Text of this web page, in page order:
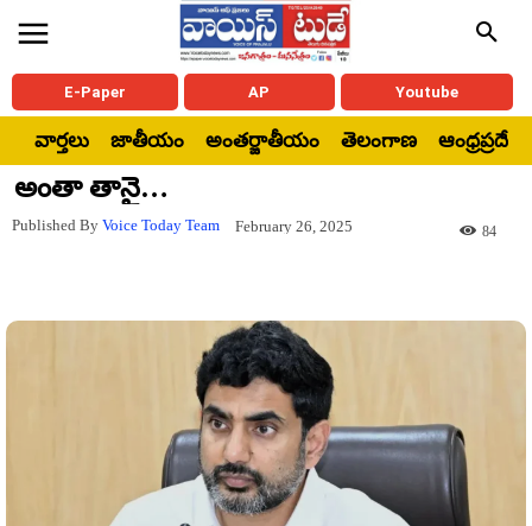
E-Paper AP Youtube
వార్తలు జాతీయం అంతర్జాతీయం తెలంగాణ ఆంధ్రప్రదేశ్
అంతా తానై…
Published By Voice Today Team February 26, 2025 84